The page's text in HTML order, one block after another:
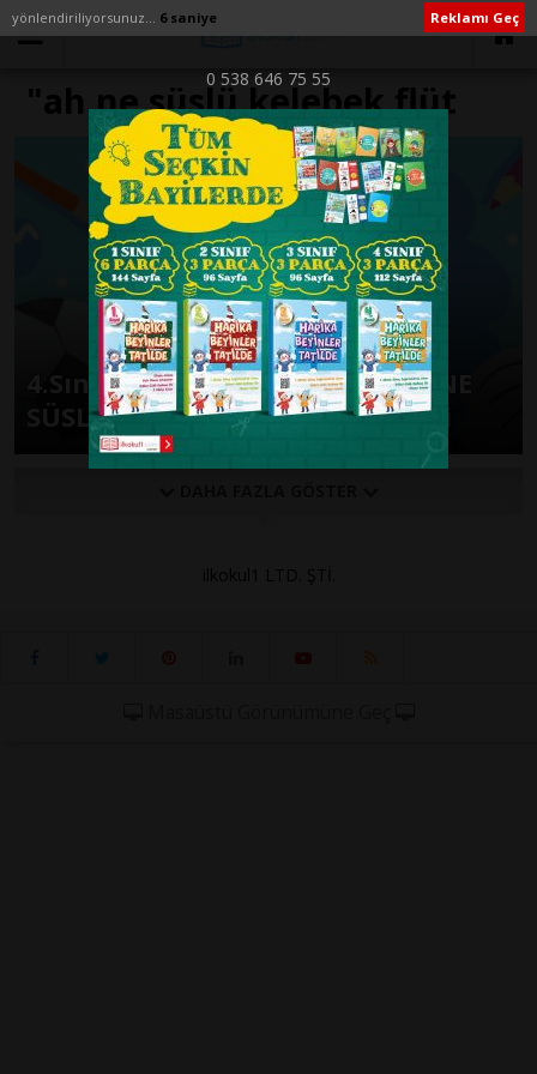
yönlendiriliyorsunuz... 6 saniye Reklamı Geç
0 538 646 75 55
"ah ne süslü kelebek flüt
notaları" ile İlişikli yazılar
4.Sınıf Müzik Kitabı Şarkısı AH NE
SÜSLÜ KELEBEK Söz Ve Müzikleri